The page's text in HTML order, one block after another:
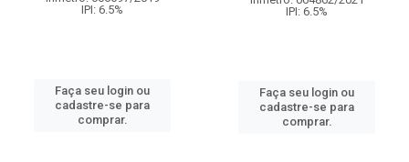
IPI: 6.5%
Faça seu login ou
cadastre-se para
comprar.
IPI: 6.5%
Faça seu login ou
cadastre-se para
comprar.